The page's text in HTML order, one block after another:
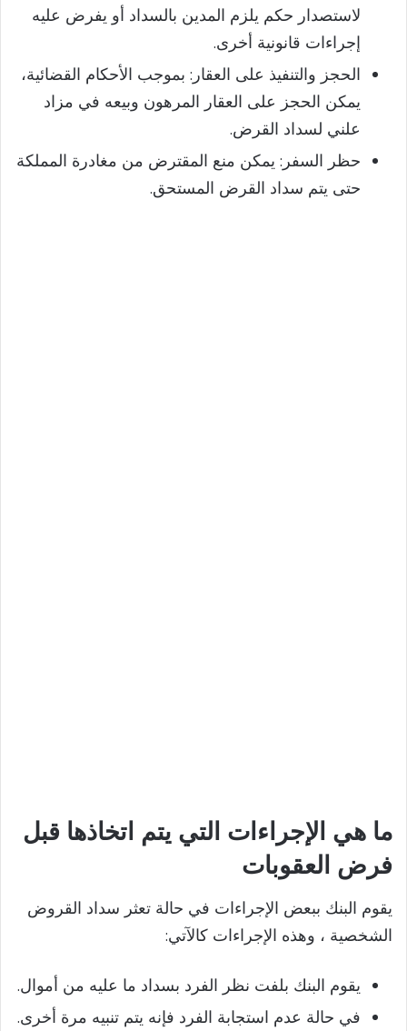
لاستصدار حكم يلزم المدين بالسداد أو يفرض عليه
إجراءات قانونية أخرى.
الحجز والتنفيذ على العقار: بموجب الأحكام القضائية،
يمكن الحجز على العقار المرهون وبيعه في مزاد
علني لسداد القرض.
حظر السفر: يمكن منع المقترض من مغادرة المملكة
حتى يتم سداد القرض المستحق.
ما هي الإجراءات التي يتم اتخاذها قبل
فرض العقوبات
يقوم البنك ببعض الإجراءات في حالة تعثر سداد القروض
الشخصية ، وهذه الإجراءات كالآتي:
يقوم البنك بلفت نظر الفرد بسداد ما عليه من أموال.
في حالة عدم استجابة الفرد فإنه يتم تنبيه مرة أخرى.